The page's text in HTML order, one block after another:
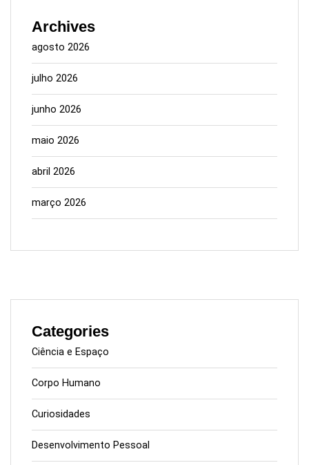
Archives
agosto 2026
julho 2026
junho 2026
maio 2026
abril 2026
março 2026
Categories
Ciência e Espaço
Corpo Humano
Curiosidades
Desenvolvimento Pessoal